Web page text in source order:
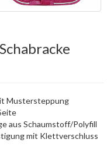
Mustersteppung
aus Schaumstoff/Polyfill
mit Klettverschluss